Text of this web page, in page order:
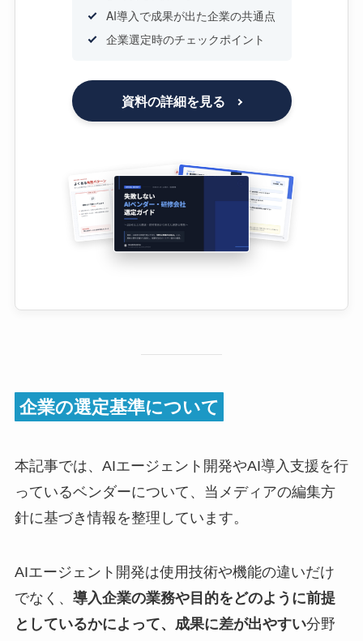
AI導入で成果が出た企業の共通点
企業選定時のチェックポイント
資料の詳細を見る
企業の選定基準について
本記事では、AIエージェント開発やAI導入支援を行
っているベンダーについて、当メディアの編集方
針に基づき情報を整理しています。
AIエージェント開発は使用技術や機能の違いだけ
でなく、 導入企業の業務や目的をどのように前提
としているかによって、成果に差が出やすい分野